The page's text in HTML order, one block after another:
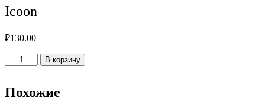
Icoon
₽130.00
Количество
товара
В корзину
Похожие